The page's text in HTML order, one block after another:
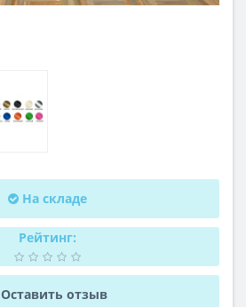
На складе
Рейтинг:
Оставить отзыв